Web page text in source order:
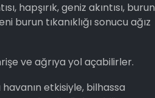
hapşırık, geniz akıntısı, burun
burun tıkanıklığı sonucu ağız
ve ağrıya yol açabilirler.
etkisiyle, bilhassa